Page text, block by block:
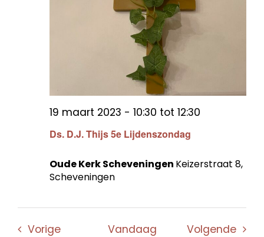
Ds. D.J. Thijs 5e Lijdenszondag
19 maart 2023 - 10:30 tot 12:30
Oude Kerk Scheveningen Keizerstraat 8,
Scheveningen
VorigeEvenementenVandaag Volgende